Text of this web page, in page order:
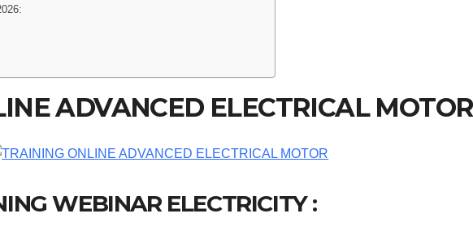
ADVANCED ELECTRICAL MOTOR
WEBINAR ELECTRICITY :